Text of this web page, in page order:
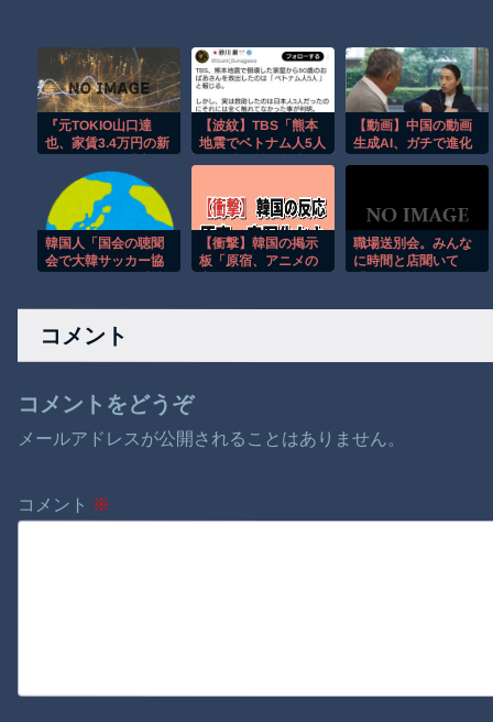
『元TOKIO山口達
也、家賃3.4万円の新
のCMギャラ、流出
ｗ』ほか 8/4 ネタ
【波紋】TBS「熊本
地震でベトナム人5人
のは日本人3人では」
と
【動画】中国の動画
生成AI、ガチで進化
韓国人「国会の聴聞
会で大韓サッカー協
員が激怒」
【衝撃】韓国の掲示
板「原宿、アニメの
職場送別会。みんな
に時間と店聞いて
いながら店に入ろう
コメント
コメントをどうぞ
メールアドレスが公開されることはありません。
コメント ※